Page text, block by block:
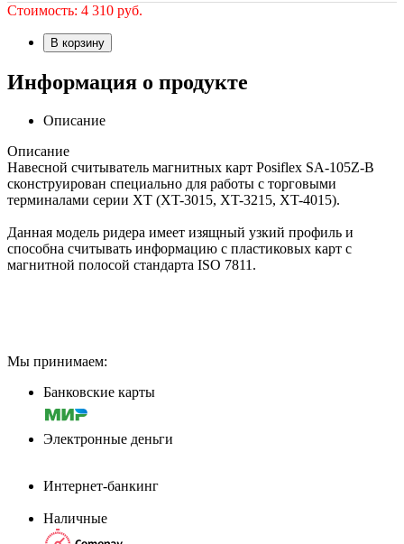
Стоимость: 4 310 руб.
В корзину
Информация о продукте
Описание
Описание
Навесной считыватель магнитных карт Posiflex SA-105Z-B
сконструирован специально для работы с торговыми
терминалами серии XT (XT-3015, XT-3215, XT-4015).
Данная модель ридера имеет изящный узкий профиль и
способна считывать информацию с пластиковых карт с
магнитной полосой стандарта ISO 7811.
Мы принимаем:
Банковские карты
Электронные деньги
Интернет-банкинг
Наличные